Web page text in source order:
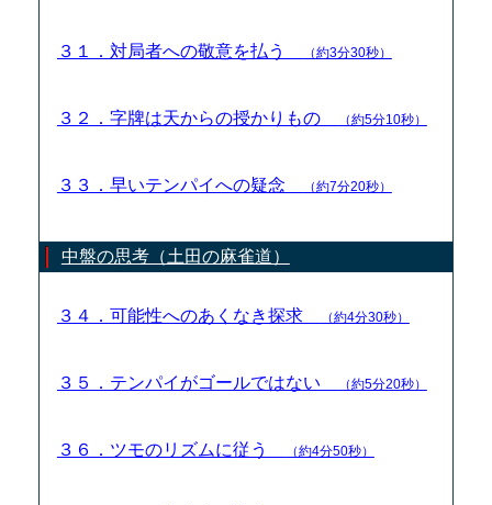
３１．対局者への敬意を払う （約3分30秒）
３２．字牌は天からの授かりもの （約5分10秒）
３３．早いテンパイへの疑念 （約7分20秒）
中盤の思考（土田の麻雀道）
３４．可能性へのあくなき探求 （約4分30秒）
３５．テンパイがゴールではない （約5分20秒）
３６．ツモのリズムに従う （約4分50秒）